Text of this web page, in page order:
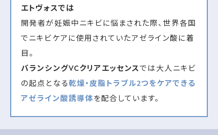
エトヴォスでは
開発者が妊娠中ニキビに悩まされた際、世界各国
でニキビケアに使用されていたアゼライン酸に着
目。
バランシングVCクリアエッセンスでは大人ニキビ
の起点となる乾燥・皮脂トラブル2つをケアできる
アゼライン酸誘導体を配合しています。